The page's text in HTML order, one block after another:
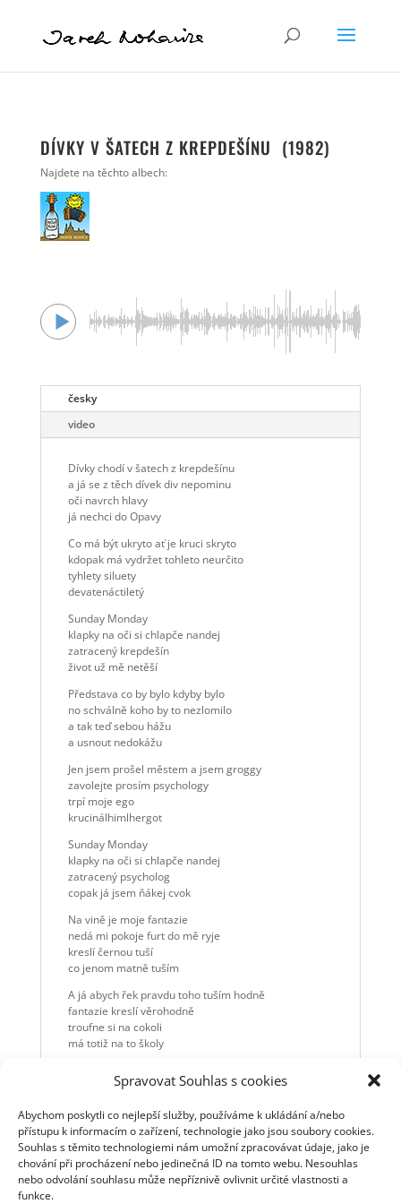
Spravovat Souhlas s cookies
Abychom poskytli co nejlepší služby, používáme k ukládání a/nebo
přístupu k informacím o zařízení, technologie jako jsou soubory cookies.
Souhlas s těmito technologiemi nám umožní zpracovávat údaje, jako je
chování při procházení nebo jedinečná ID na tomto webu. Nesouhlas
nebo odvolání souhlasu může nepříznivě ovlivnit určité vlastnosti a
funkce.
DÍVKY V ŠATECH Z KREPDEŠÍNU (1982)
Najdete na těchto albech:
česky
video
Dívky chodí v šatech z krepdešínu
a já se z těch dívek div nepominu
oči navrch hlavy
já nechci do Opavy
Co má být ukryto ať je kruci skryto
kdopak má vydržet tohleto neurčito
tyhlety siluety
devatenáctiletý
Sunday Monday
klapky na oči si chlapče nandej
zatracený krepdešín
život už mě netěší
Představa co by bylo kdyby bylo
no schválně koho by to nezlomilo
a tak teď sebou hážu
a usnout nedokážu
Jen jsem prošel městem a jsem groggy
zavolejte prosím psychology
trpí moje ego
krucinálhimlhergot
Sunday Monday
klapky na oči si chlapče nandej
zatracený psycholog
copak já jsem ňákej cvok
Na vině je moje fantazie
nedá mi pokoje furt do mě ryje
kreslí černou tuší
co jenom matně tuším
A já abych řek pravdu toho tuším hodně
fantazie kreslí věrohodně
troufne si na cokoli
má totiž na to školy
klapky na oči si chlapče nandej
člověk klidně nepožije
Slunce koncem léta bývá rozžhavené
a holky v krepdešínu jsou jako pod rentgenem
lepší je doma seděti